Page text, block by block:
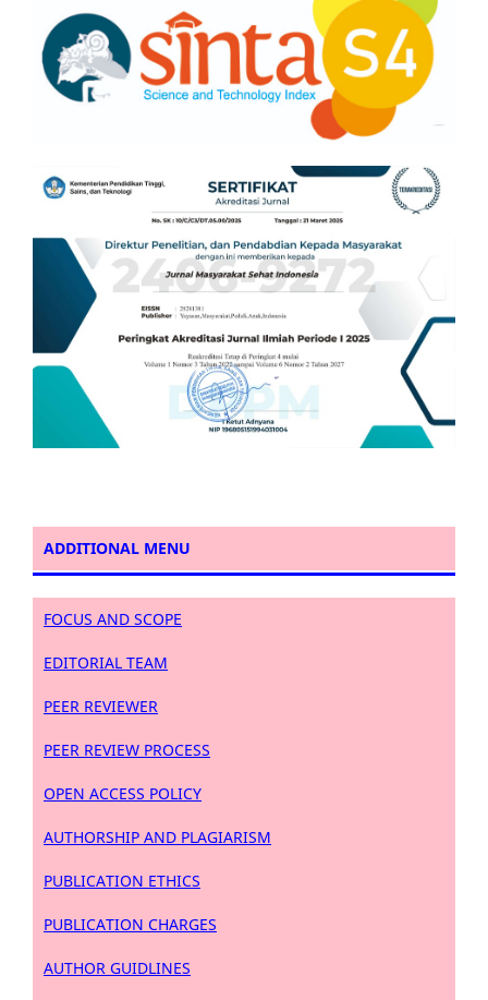
ADDITIONAL MENU
FOCUS AND SCOPE
EDITORIAL TEAM
PEER REVIEWER
PEER REVIEW PROCESS
OPEN ACCESS POLICY
AUTHORSHIP AND PLAGIARISM
PUBLICATION ETHICS
PUBLICATION CHARGES
AUTHOR GUIDLINES